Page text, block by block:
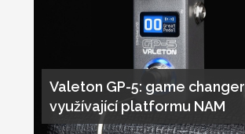
Valeton GP-5: game changer
využívající platformu NAM